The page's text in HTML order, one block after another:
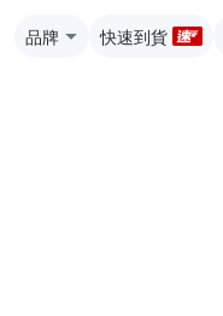
品牌 快速到貨